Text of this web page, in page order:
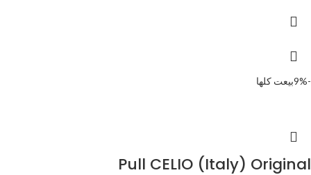
-9% بيعت كلها
Pull CELIO (Italy) Original